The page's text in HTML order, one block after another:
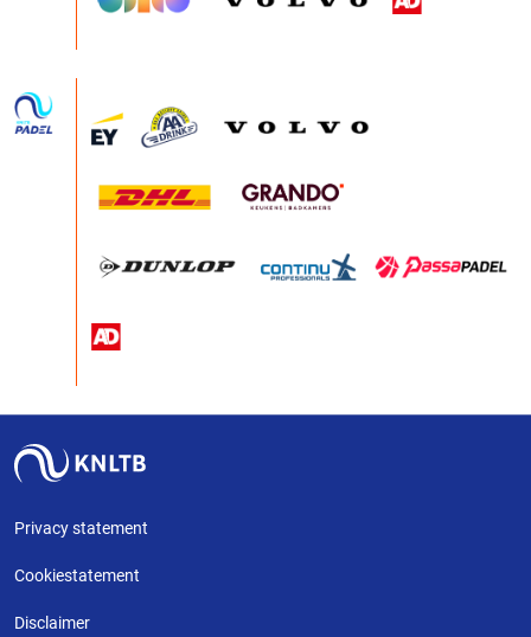
Privacy statement
Cookiestatement
Disclaimer